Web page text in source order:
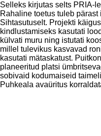
Selleks kirjutas selts PRIA-
Rahaline toetus tuleb
Sihtasutuselt. Projekti
kindlustamiseks kasutati
külvati muru ning istutati
millel tulevikus kasvavad
kasutati mätaskatust.
planeeritud platsi
sobivaid kodumaiseid
Puhkeala avaüritus